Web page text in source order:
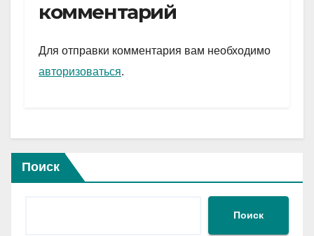
a
m
A
p
и
комментарий
Для отправки комментария вам необходимо
авторизоваться.
Поиск
Поиск